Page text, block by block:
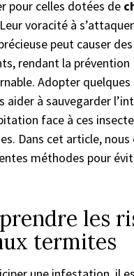
pour celles dotées de
voracité à
peut causer
rendant la prévention
Adopter
aider à sauvegarder
face à ces
Dans cet article, nous
méthodes pour
les
termites